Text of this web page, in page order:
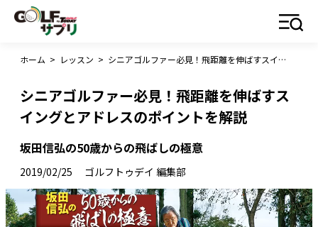
ホーム > レッスン > シニアゴルファー必見！飛距離を伸ばすスイングとアドレスのポイントを解説
シニアゴルファー必見！飛距離を伸ばすス
イングとアドレスのポイントを解説
坂田信弘の50歳からの飛ばしの極意
2019/02/25 ゴルフトゥデイ 編集部